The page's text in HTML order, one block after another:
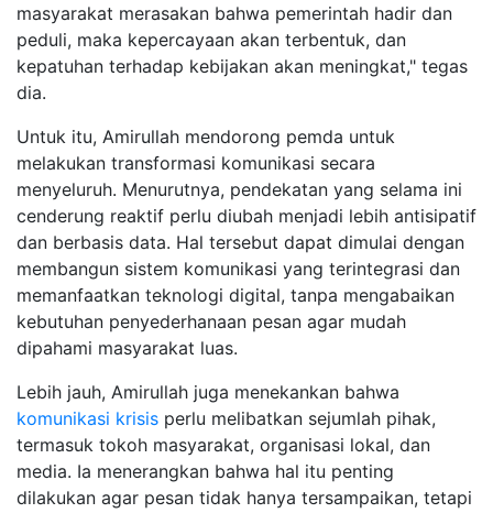
masyarakat merasakan bahwa pemerintah hadir dan
peduli, maka kepercayaan akan terbentuk, dan
kepatuhan terhadap kebijakan akan meningkat," tegas
dia.
Untuk itu, Amirullah mendorong pemda untuk
melakukan transformasi komunikasi secara
menyeluruh. Menurutnya, pendekatan yang selama ini
cenderung reaktif perlu diubah menjadi lebih antisipatif
dan berbasis data. Hal tersebut dapat dimulai dengan
membangun sistem komunikasi yang terintegrasi dan
memanfaatkan teknologi digital, tanpa mengabaikan
kebutuhan penyederhanaan pesan agar mudah
dipahami masyarakat luas.
Lebih jauh, Amirullah juga menekankan bahwa
komunikasi krisis perlu melibatkan sejumlah pihak,
termasuk tokoh masyarakat, organisasi lokal, dan
media. Ia menerangkan bahwa hal itu penting
dilakukan agar pesan tidak hanya tersampaikan, tetapi